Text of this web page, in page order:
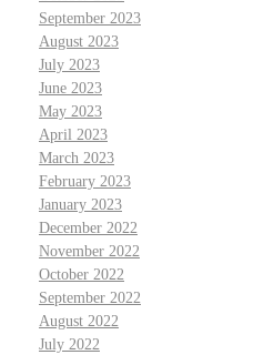
September 2023
August 2023
July 2023
June 2023
May 2023
April 2023
March 2023
February 2023
January 2023
December 2022
November 2022
October 2022
September 2022
August 2022
July 2022